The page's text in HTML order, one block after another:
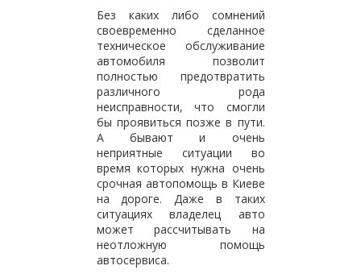
Без каких либо сомнений
своевременно сделанное
техническое обслуживание
автомобиля позволит
полностью предотвратить
различного рода
неисправности, что смогли
бы проявиться позже в пути.
А бывают и очень
неприятные ситуации во
время которых нужна очень
срочная автопомощь в Киеве
на дороге. Даже в таких
ситуациях владелец авто
может рассчитывать на
неотложную помощь
автосервиса.